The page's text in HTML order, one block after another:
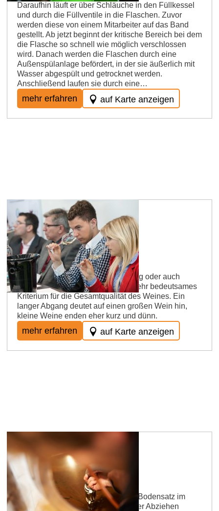
Daraufhin läuft er über Schläuche in den Füllkessel
und durch die Füllventile in die Flaschen. Zuvor
werden diese von einem Mitarbeiter auf das Band
gestellt. Ab jetzt beginnt der kritische Bereich bei dem
die Flasche so schnell wie möglich verschlossen
wird. Danach werden die Flaschen durch eine
Außenspülanlage befördert, in der sie äußerlich mit
Wasser abgespült und getrocknet werden.
Anschließend laufen sie durch eine…
mehr erfahren auf Karte anzeigen
Rheinhessen Weinlexikon
Abgang
Für viele Weinkenner ist der Abgang oder auch
Nachgeschmack des Weines ein sehr bedeutsames
Kriterium für die Gesamtqualität des Weines. Ein
langer Abgang deutet auf einen großen Wein hin,
kleine Weine enden eher kurz und dünn.
mehr erfahren auf Karte anzeigen
Abstich
Trennung des jungen Weines vom Bodensatz im
Fass, dem Trub (auch Ablassen oder Abziehen